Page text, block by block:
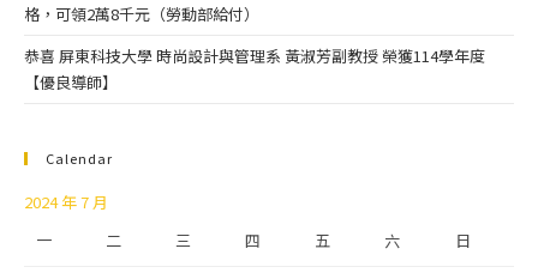
格，可領2萬8千元（勞動部給付）
恭喜 屏東科技大學 時尚設計與管理系 黃淑芳副教授 榮獲114學年度
【優良導師】
Calendar
2024 年 7 月
一
二 三 四 五 六 日